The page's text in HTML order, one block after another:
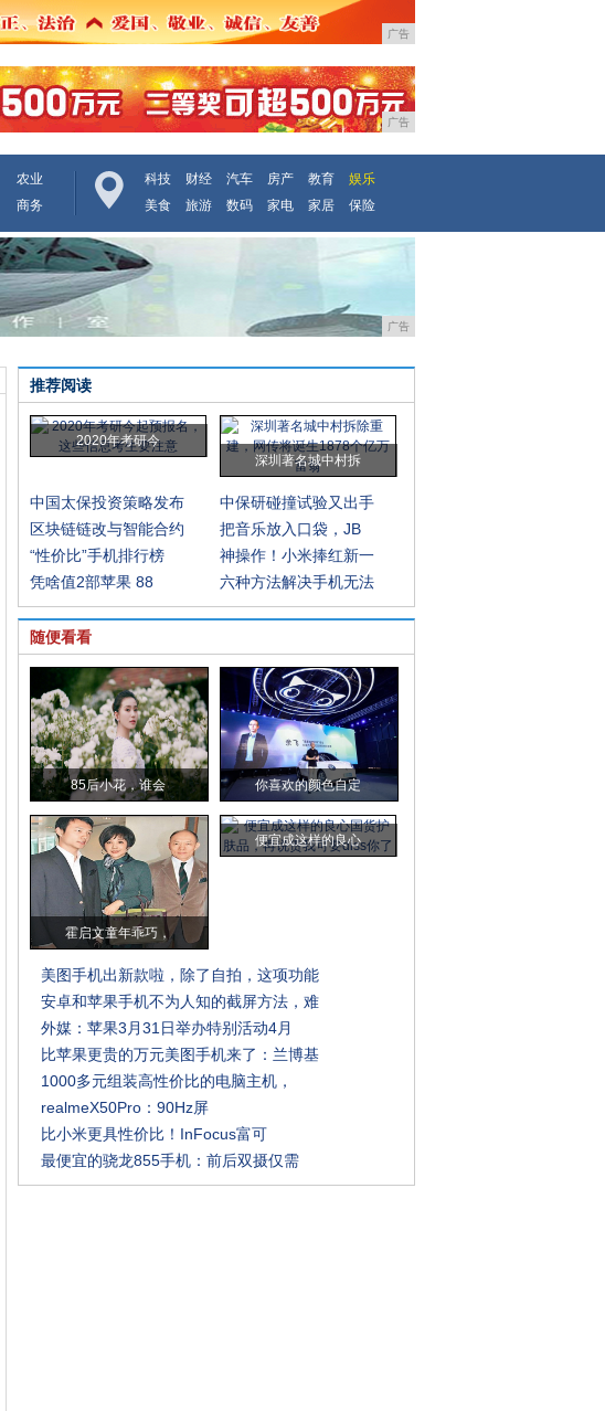
广告
广告
农业
商务
科技 财经 汽车 房产 教育
娱乐
美食
旅游 数码 家电 家居 保险
广告
推荐阅读
2020年考研今
深圳著名城中村拆
中国太保投资策略发布
中保研碰撞试验又出手
区块链链改与智能合约
把音乐放入口袋，JB
“性价比”手机排行榜
神操作！小米捧红新一
凭啥值2部苹果 88
六种方法解决手机无法
随便看看
85后小花，谁会 你喜欢的颜色自定
霍启文童年乖巧，
便宜成这样的良心
美图手机出新款啦，除了自拍，这项功能
安卓和苹果手机不为人知的截屏方法，难
外媒：苹果3月31日举办特别活动4月
比苹果更贵的万元美图手机来了：兰博基
1000多元组装高性价比的电脑主机，
realmeX50Pro：90Hz屏
比小米更具性价比！InFocus富可
最便宜的骁龙855手机：前后双摄仅需